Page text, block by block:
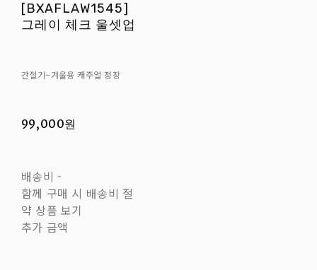
[BXAFLAW1545]
그레이 체크 울셋업
간절기~겨울용 캐주얼 정장
99,000원
배송비 -
함께 구매 시 배송비 절
약 상품 보기
추가 금액